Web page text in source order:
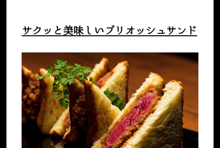
サクッと美味しいブリオッシュサンド